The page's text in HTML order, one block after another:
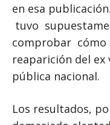
en esa
tuvo
comprobar cómo
reaparición del ex
pública nacional.
Los resultados,